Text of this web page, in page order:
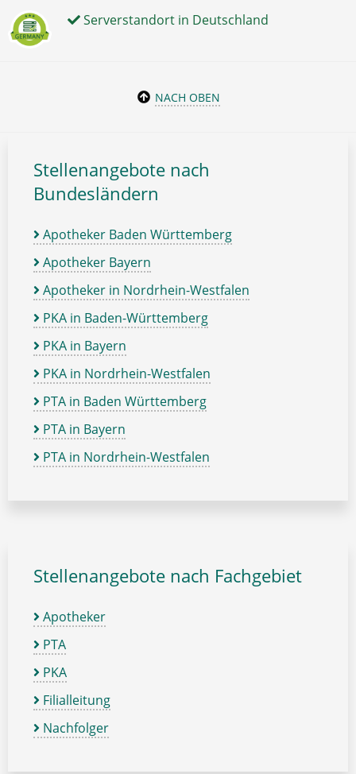
Serverstandort in Deutschland
NACH OBEN
Stellenangebote nach
Bundesländern
Apotheker Baden Württemberg
Apotheker Bayern
Apotheker in Nordrhein-Westfalen
PKA in Baden-Württemberg
PKA in Bayern
PKA in Nordrhein-Westfalen
PTA in Baden Württemberg
PTA in Bayern
PTA in Nordrhein-Westfalen
Stellenangebote nach Fachgebiet
Apotheker
PTA
PKA
Filialleitung
Nachfolger